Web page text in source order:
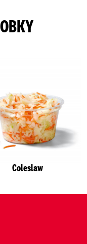
Coleslaw